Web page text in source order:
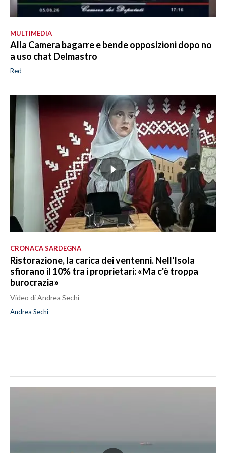
MULTIMEDIA
Alla Camera bagarre e bende opposizioni dopo no
a uso chat Delmastro
Red
CRONACA SARDEGNA
Ristorazione, la carica dei ventenni. Nell'Isola
sfiorano il 10% tra i proprietari: «Ma c'è troppa
burocrazia»
Video di Andrea Sechi
Andrea Sechi